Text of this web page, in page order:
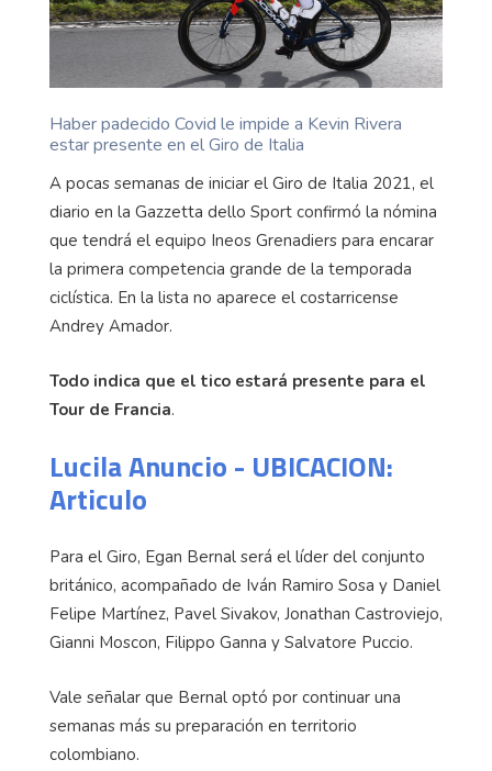
Haber padecido Covid le impide a Kevin Rivera
estar presente en el Giro de Italia
A pocas semanas de iniciar el Giro de Italia 2021, el
diario en la Gazzetta dello Sport confirmó la nómina
que tendrá el equipo Ineos Grenadiers para encarar
la primera competencia grande de la temporada
ciclística. En la lista no aparece el costarricense
Andrey Amador.
Todo indica que el tico estará presente para el
Tour de Francia.
Lucila Anuncio - UBICACION:
Articulo
Para el Giro, Egan Bernal será el líder del conjunto
británico, acompañado de Iván Ramiro Sosa y Daniel
Felipe Martínez, Pavel Sivakov, Jonathan Castroviejo,
Gianni Moscon, Filippo Ganna y Salvatore Puccio.
Vale señalar que Bernal optó por continuar una
semanas más su preparación en territorio
colombiano.